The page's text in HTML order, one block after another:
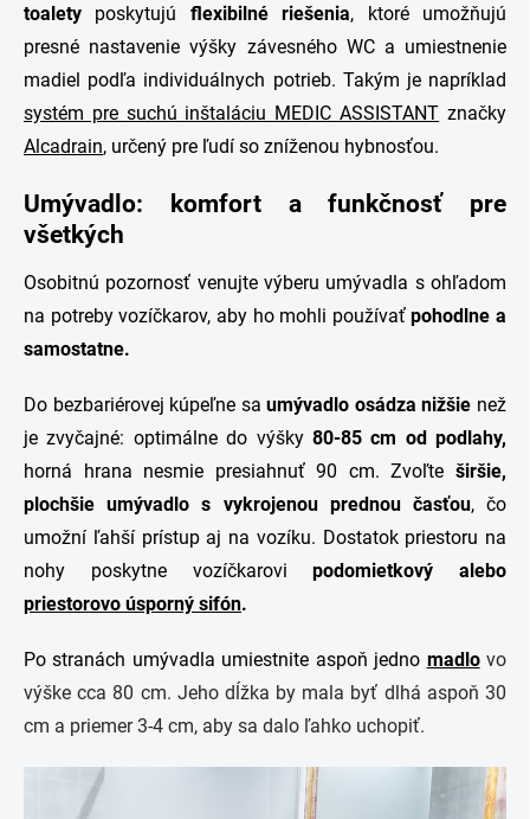
toalety poskytujú flexibilné riešenia, ktoré umožňujú
presné nastavenie výšky závesného WC a umiestnenie
madiel podľa individuálnych potrieb. Takým je napríklad
systém pre suchú inštaláciu MEDIC ASSISTANT značky
Alcadrain, určený pre ľudí so zníženou hybnosťou.
Umývadlo: komfort a funkčnosť pre
všetkých
Osobitnú pozornosť venujte výberu umývadla s ohľadom
na potreby vozíčkarov, aby ho mohli používaťpohodlne a
samostatne.
Do bezbariérovej kúpeľne saumývadlo osádza nižšie než
je zvyčajné: optimálne do výšky 80-85 cm od podlahy,
horná hrana nesmie presiahnuť 90 cm. Zvoľte širšie,
plochšie umývadlo s vykrojenou prednou časťou, čo
umožní ľahší prístup aj na vozíku. Dostatok priestoru na
nohy poskytne vozíčkarovipodomietkový alebo
priestorovo úsporný sifón.
Po stranách umývadla umiestnite aspoň jedno madlovo
výške cca 80 cm. Jeho dĺžka by mala byť dlhá aspoň 30
cm a priemer 3-4 cm, aby sa dalo ľahko uchopiť.